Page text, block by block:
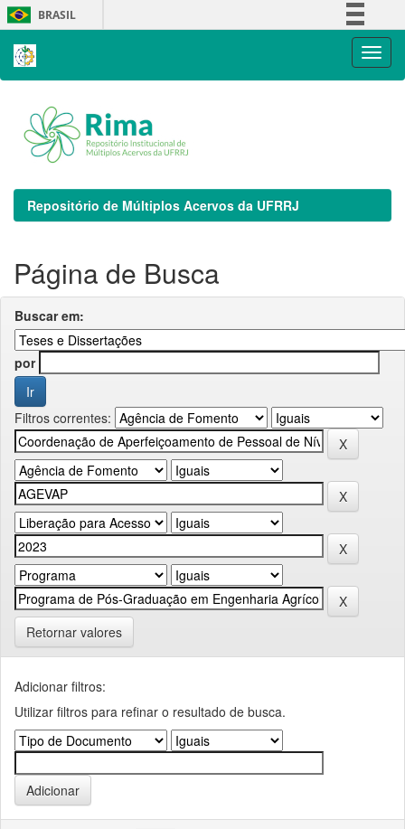
Skip
navigation
BRASIL
Repositório de Múltiplos Acervos da UFRRJ
Página de Busca
Buscar em:
por
Filtros correntes:
Retornar valores
Adicionar filtros:
Utilizar filtros para refinar o resultado de busca.